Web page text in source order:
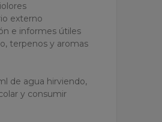
externo
e informes útiles
terpenos y aromas
de agua hirviendo,
y consumir